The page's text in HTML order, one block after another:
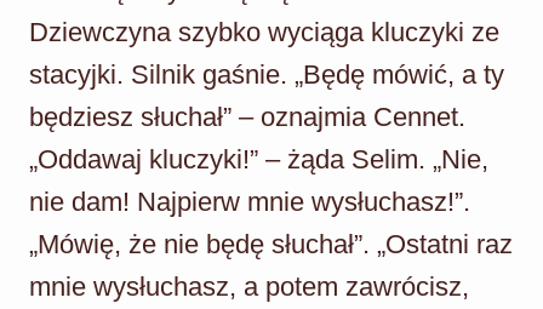
Dziewczyna szybko wyciąga kluczyki ze
stacyjki. Silnik gaśnie. „Będę mówić, a ty
będziesz słuchał” – oznajmia Cennet.
„Oddawaj kluczyki!” – żąda Selim. „Nie,
nie dam! Najpierw mnie wysłuchasz!”.
„Mówię, że nie będę słuchał”. „Ostatni raz
mnie wysłuchasz, a potem zawrócisz,